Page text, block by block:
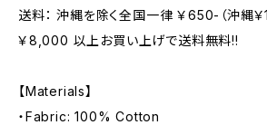
送料： 沖縄を除く全国一律 ￥650-（沖縄￥
￥8,000 以上お買い上げで送料無料!!
【Materials】
・Fabric: 100% Cotton